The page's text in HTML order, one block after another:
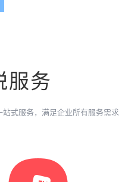
服务
式服务，满足企业所有服务需求